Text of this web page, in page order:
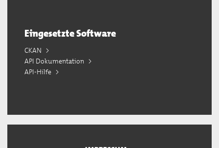
Eingesetzte Software
CKAN
API Dokumentation
API-Hilfe